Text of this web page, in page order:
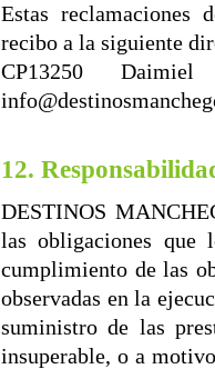
Estas reclamaciones
recibo a la siguiente
CP13250
12.
DESTINOS
las obligaciones que
cumplimiento de las
observadas en la
suministro de las
insuperable, o a